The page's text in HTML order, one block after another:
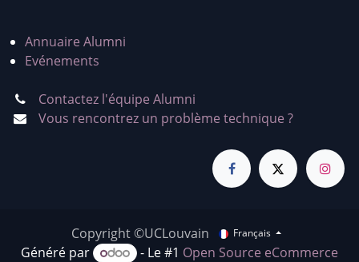
Annuaire Alumni
Evénements
Contactez l'équipe Alumni
Vous rencontrez un problème technique ?
Copyright ©UCLouvain Français
Généré par - Le #1 Open Source eCommerce